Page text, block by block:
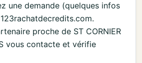
une demande (quelques infos
proche de ST CORNIER
vous contacte et vérifie